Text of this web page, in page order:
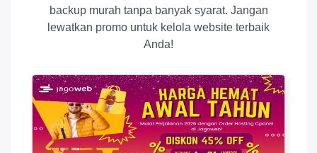
backup murah tanpa banyak syarat. Jangan
lewatkan promo untuk kelola website terbaik
Anda!